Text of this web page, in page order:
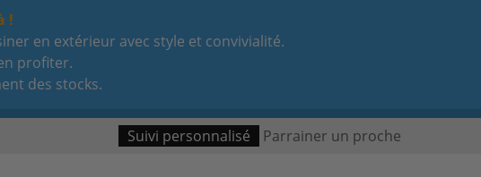
!
en extérieur avec style et convivialité.
profiter.
des stocks.
Suivi personnalisé Parrainer un proche